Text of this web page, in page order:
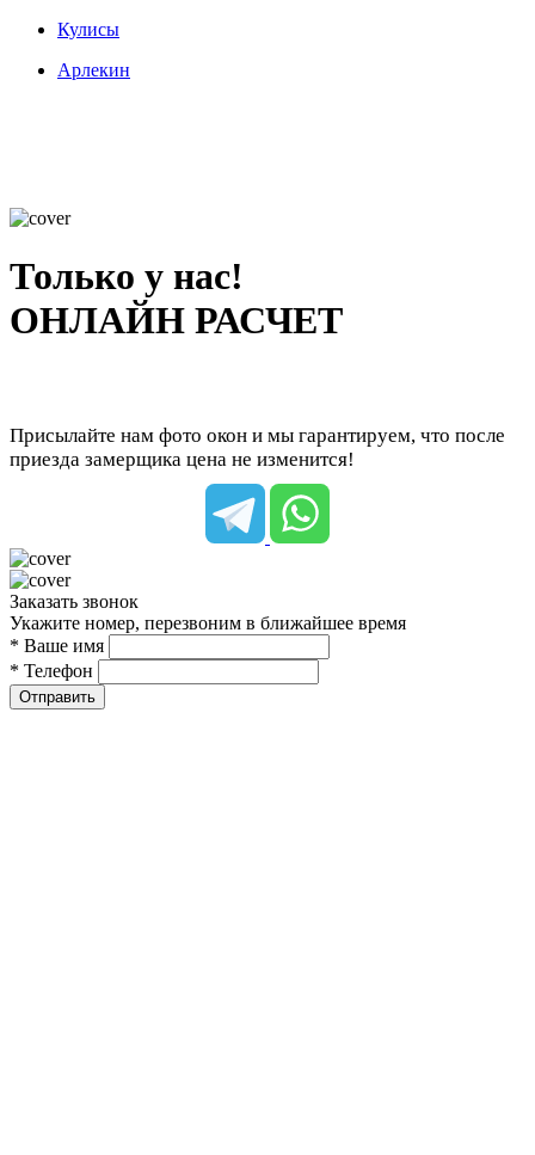
Кулисы
Арлекин
Только у нас!
ОНЛАЙН РАСЧЕТ
Присылайте нам фото окон и мы гарантируем, что после
приезда замерщика цена не изменится!
Заказать звонок
Укажите номер, перезвоним в ближайшее время
* Ваше имя
* Телефон
Отправить